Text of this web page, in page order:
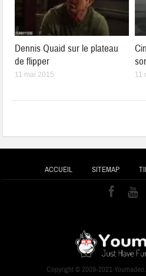
Dennis Quaid sur le plateau
de flipper
11 mai 2015 11
ACCUEIL SITEMAP
Copyright © 2009-2021